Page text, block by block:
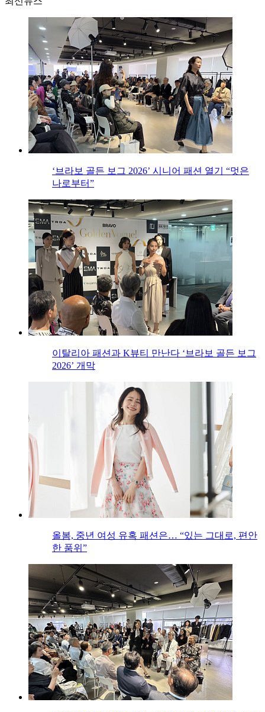
‘브라보 골든 보그 2026’ 시니어 패션 열기 “멋은
나로부터”
이탈리아 패션과 K뷰티 만난다 ‘브라보 골든 보그
2026’ 개막
올봄, 중년 여성 유혹 패션은… “있는 그대로, 편안
한 품위”